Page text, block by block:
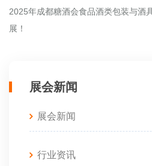
2025年成都糖酒会食品酒类包装与酒
展！
展会新闻
展会新闻
行业资讯